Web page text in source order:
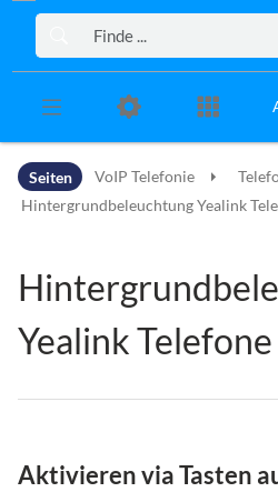
Zur Kopfleiste
Zur Hauptnavigation
Zu den Seitenwerkzeugen
Seiten VoIP Telefonie
Hintergrundbeleuchtung Yealink
Yealink Telefone
Aktivieren via Tasten